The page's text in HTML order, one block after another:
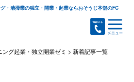
・清掃業の独立・開業・起業ならおそうじ本舗のFC
グ起業・独立開業ゼミ >新着記事一覧